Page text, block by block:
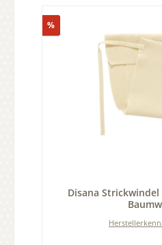
%Rabatt
Disana Strickwindel